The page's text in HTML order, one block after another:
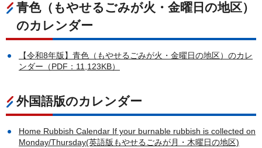
青色（もやせるごみが火・金曜日の地区）
のカレンダー
【令和8年版】青色（もやせるごみが火・金曜日の地区）のカレ
ンダー（PDF：11,123KB）
外国語版のカレンダー
Home Rubbish Calendar If your burnable rubbish is collected on
Monday/Thursday(英語版もやせるごみが月・木曜日の地区)